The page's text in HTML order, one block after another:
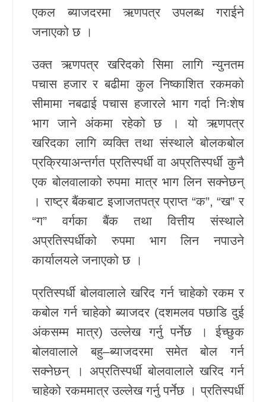
एकल ब्याजदरमा ऋणपत्र उपलब्ध गराईने
जनाएको छ ।
उक्त ऋणपत्र खरिदको सिमा लागि न्युनतम
पचास हजार र बढीमा कुल निष्काशित रकमको
सीमामा नबढाई पचास हजारले भाग गर्दा निःशेष
भाग जाने अंकमा रहेको छ । यो ऋणपत्र
खरिदका लागि व्यक्ति तथा संस्थाले बोलकबोल
प्रक्रियाअन्तर्गत प्रतिस्पर्धी वा अप्रतिस्पर्धी कुनै
एक बोलवालाको रुपमा मात्र भाग लिन सक्नेछन्
। राष्ट्र बैंकबाट इजाजतपत्र प्राप्त “क”, “ख” र
“ग” वर्गका बैंक तथा वित्तीय संस्थाले
अप्रतिस्पर्धीको रुपमा भाग लिन नपाउने
कार्यालयले जनाएको छ ।
प्रतिस्पर्धी बोलवालाले खरिद गर्न चाहेको रकम र
कबोल गर्न चाहेको ब्याजदर (दशमलव पछाडि दुई
अंकसम्म मात्र) उल्लेख गर्नु पर्नेछ । ईच्छुक
बोलवालाले बहु–ब्याजदरमा समेत बोल गर्न
सक्नेछन् । अप्रतिस्पर्धी बोलवालाले खरिद गर्न
चाहेको रकममात्र उल्लेख गर्नु पर्नेछ । प्रतिस्पर्धी